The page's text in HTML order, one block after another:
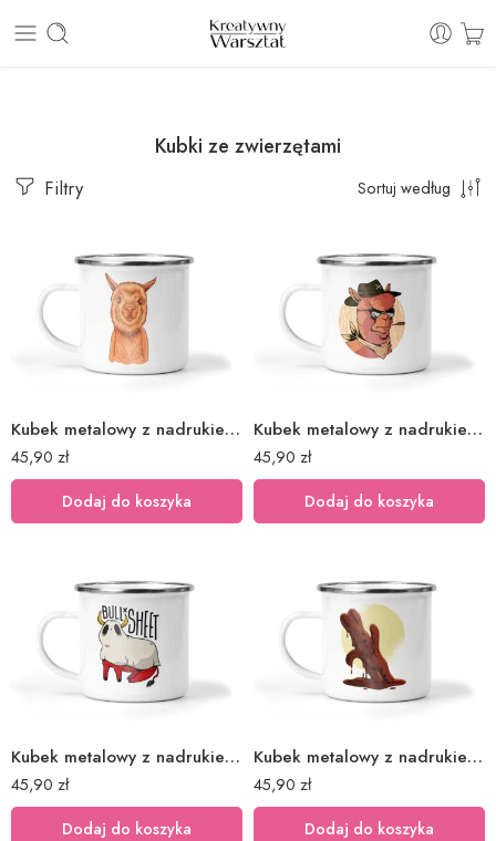
E: sklep@kreatywnywarsztat.pl | T: +48 530 933 786
Kubki ze zwierzętami
Filtry Sortuj według
Kubek metalowy z nadrukiem alpaka
45,90 zł
Dodaj do koszyka
Kubek metalowy z nadrukiem alpaka kowboj
45,90 zł
Dodaj do koszyka
Kubek metalowy z nadrukiem byk
45,90 zł
Dodaj do koszyka
Kubek metalowy z nadrukiem czekoladowy królik
45,90 zł
Dodaj do koszyka